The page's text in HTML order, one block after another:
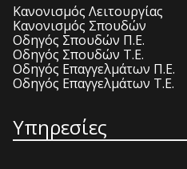
Κανονισμός Λειτουργίας
Κανονισμός Σπουδών
Οδηγός Σπουδών Π.Ε.
Οδηγός Σπουδών Τ.Ε.
Οδηγός Επαγγελμάτων Π.Ε.
Οδηγός Επαγγελμάτων Τ.Ε.
Υπηρεσίες